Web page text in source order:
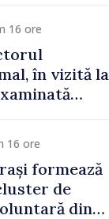
16 ore
în vizită la
un scanner
16 ore
formează
de
din